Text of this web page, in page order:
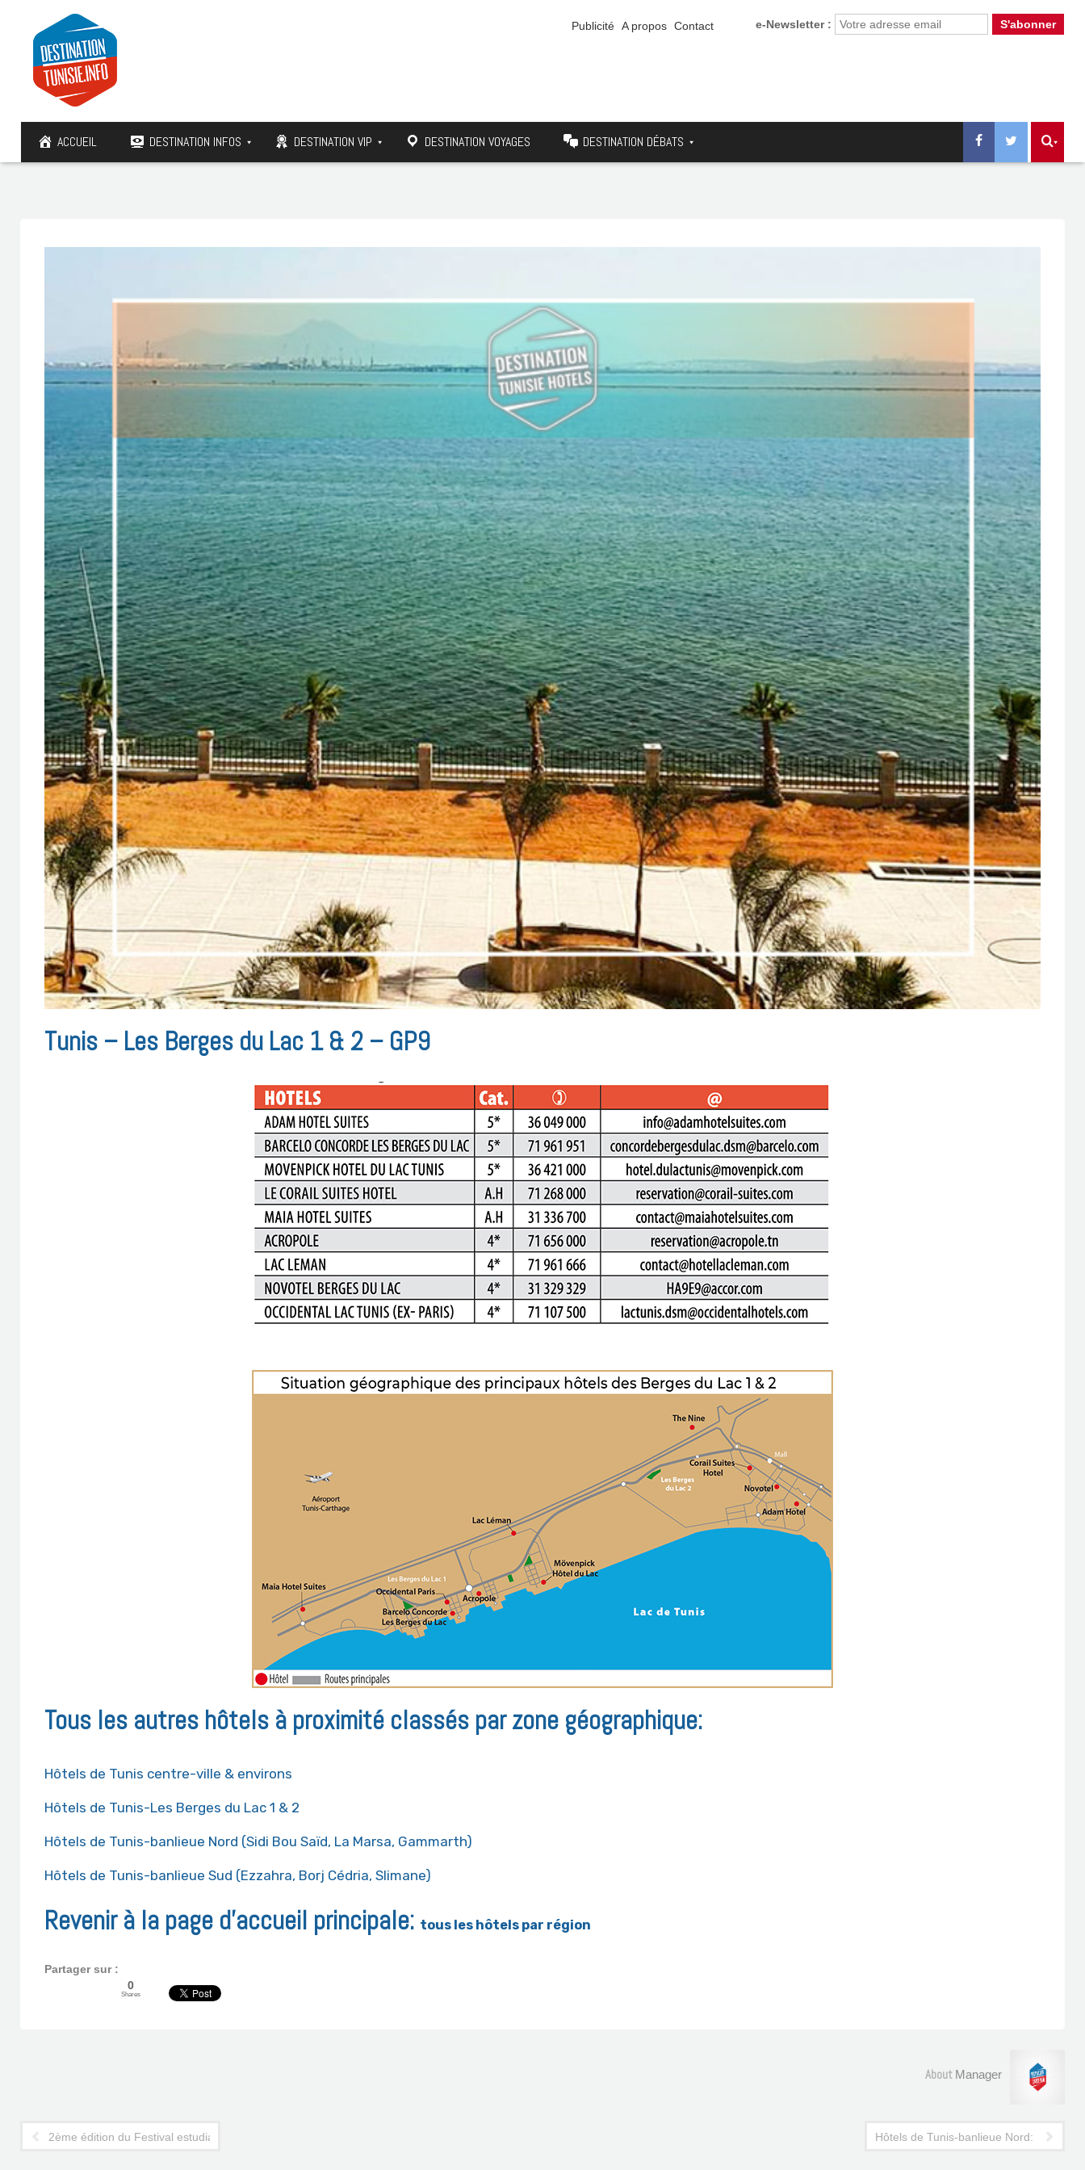
e-Newsletter :
Publicité A propos Contact
ACCUEIL DESTINATION INFOS DESTINATION VIP DESTINATION VOYAGES DESTINATION DÉBATS
Tunis – Les Berges du Lac 1 & 2 – GP9
Tous les autres hôtels à proximité classés par zone géographique:
Hôtels de Tunis centre-ville & environs
Hôtels de Tunis-Les Berges du Lac 1 & 2
Hôtels de Tunis-banlieue Nord (Sidi Bou Saïd, La Marsa, Gammarth)
Hôtels de Tunis-banlieue Sud (Ezzahra, Borj Cédria, Slimane)
Revenir à la page d’accueil principale: tous les hôtels par région
Partager sur :
0
Shares
About Manager
2ème édition du Festival estudiantin « Factory Fest » Hôtels de Tunis-banlieue Nord: Sidi